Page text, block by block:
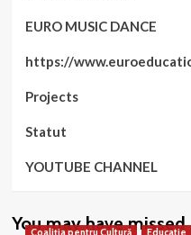
EURO MUSIC DANCE
https://
Projects
Statut
YOUTUBE CHANNEL
You may have missed
Coaliția pentru Cultură Educatie